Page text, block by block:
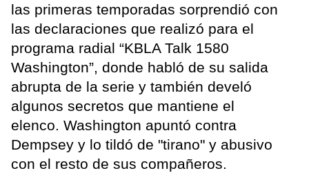
las primeras temporadas sorprendió con
las declaraciones que realizó para el
programa radial “KBLA Talk 1580
Washington”, donde habló de su salida
abrupta de la serie y también develó
algunos secretos que mantiene el
elenco. Washington apuntó contra
Dempsey y lo tildó de "tirano" y abusivo
con el resto de sus compañeros.